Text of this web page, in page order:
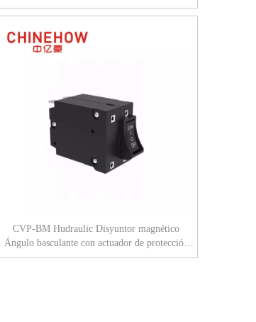
con bus de tornillo M4 3P
CVP-BM Hudraulic Disyuntor magnético
Ángulo basculante con actuador de protección
con lengüeta (QC250) 2P